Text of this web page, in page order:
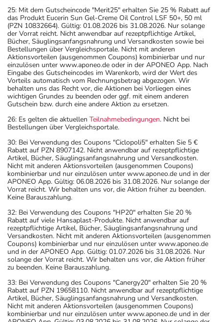
25: Mit dem Gutscheincode "Merit25" erhalten Sie 25 % Rabatt auf
das Produkt Eucerin Sun Gel-Creme Oil Control LSF 50+, 50 ml
(PZN 10832664). Gültig: 01.08.2026 bis 31.08.2026. Nur solange
der Vorrat reicht. Nicht anwendbar auf rezeptpflichtige Artikel,
Bücher, Säuglingsanfangsnahrung und Versandkosten sowie bei
Bestellungen über Vergleichsportale. Nicht mit anderen
Aktionsvorteilen (ausgenommen Coupons) kombinierbar und nur
einzulösen unter www.aponeo.de oder in der APONEO App. Nach
Eingabe des Gutscheincodes im Warenkorb, wird der Wert des
Vorteils automatisch vom Rechnungsbetrag abgezogen. Wir
behalten uns das Recht vor, die Aktionen bei Vorliegen eines
wichtigen Grundes zu beenden oder ggf. mit einem anderen
Gutschein bzw. durch eine andere Aktion zu ersetzen.
26: Es gelten die aktuellen Teilnahmebedingungen. Nicht bei
Bestellungen über Vergleichsportale.
30: Bei Verwendung des Coupons "Ciclopoli5" erhalten Sie 5 €
Rabatt auf PZN 8907142. Nicht anwendbar auf rezeptpflichtige
Artikel, Bücher, Säuglingsanfangsnahrung und Versandkosten.
Nicht mit anderen Aktionsvorteilen (ausgenommen Coupons)
kombinierbar und nur einzulösen unter www.aponeo.de und in der
APONEO App. Gültig: 06.08.2026 bis 31.08.2026. Nur solange der
Vorrat reicht. Wir behalten uns vor, die Aktion früher zu beenden.
Keine Barauszahlung.
32: Bei Verwendung des Coupons "HP20" erhalten Sie 20 %
Rabatt auf viele Hansaplast-Produkte. Nicht anwendbar auf
rezeptpflichtige Artikel, Bücher, Säuglingsanfangsnahrung und
Versandkosten. Nicht mit anderen Aktionsvorteilen (ausgenommen
Coupons) kombinierbar und nur einzulösen unter www.aponeo.de
und in der APONEO App. Gültig: 01.07.2026 bis 31.08.2026. Nur
solange der Vorrat reicht. Wir behalten uns vor, die Aktion früher
zu beenden. Keine Barauszahlung.
33: Bei Verwendung des Coupons "Canergy20" erhalten Sie 20 %
Rabatt auf PZN 19658110. Nicht anwendbar auf rezeptpflichtige
Artikel, Bücher, Säuglingsanfangsnahrung und Versandkosten.
Nicht mit anderen Aktionsvorteilen (ausgenommen Coupons)
kombinierbar und nur einzulösen unter www.aponeo.de und in der